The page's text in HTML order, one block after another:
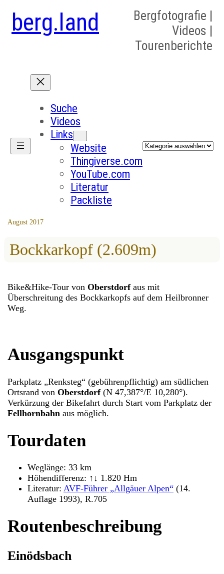
berg.land
Bergfotografie |
Videos |
Tourenberichte
Suche
Videos
Links
Website
Thingiverse.com
YouTube.com
Literatur
Packliste
Kategorien
August 2017
Bockkarkopf (2.609m)
Bike&Hike-Tour vonOberstdorfaus mit
Überschreitung des Bockkarkopfs auf dem Heilbronner
Weg.
Ausgangspunkt
Parkplatz „Renksteg“ (gebührenpflichtig) am südlichen
Ortsrand vonOberstdorf(N 47,387°/E 10,280°).
Verkürzung der Bikefahrt durch Start vom Parkplatz der
Fellhornbahn aus möglich.
Tourdaten
Weglänge: 33 km
Höhendifferenz: ↑↓ 1.820 Hm
Literatur:AVF-Führer „Allgäuer Alpen“ (14.
Auflage 1993), R.705
Routenbeschreibung
Einödsbach